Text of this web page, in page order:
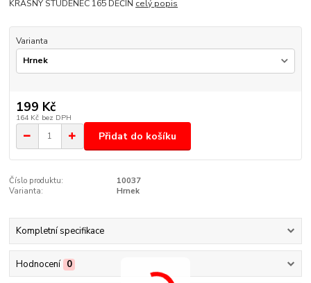
KRÁSNÝ STUDENEC 165 DĚČÍN celý popis
Varianta
199 Kč
164 Kč bez DPH
Přidat do košíku
Číslo produktu:
10037
Varianta:
Hrnek
Kompletní specifikace
Hodnocení 0